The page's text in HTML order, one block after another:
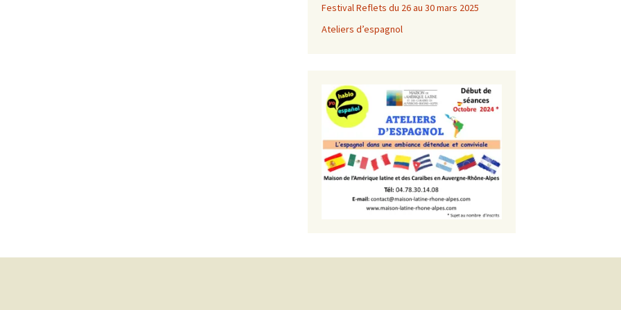
Festival Reflets du 26 au 30 mars 2025
Ateliers d’espagnol